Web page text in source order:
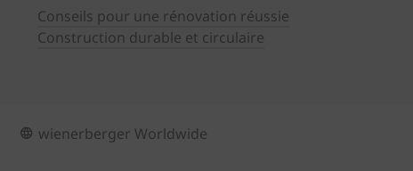
Conseils pour une rénovation réussie
Construction durable et circulaire
wienerberger Worldwide